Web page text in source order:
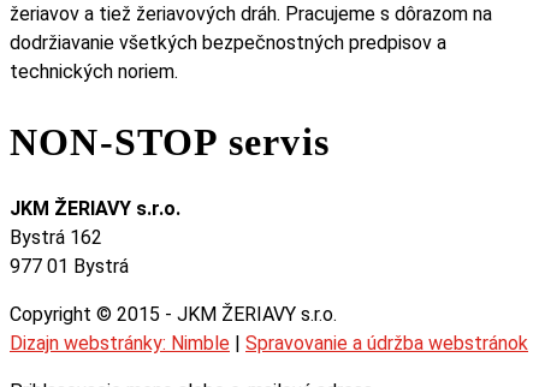
žeriavov a tiež žeriavových dráh. Pracujeme s dôrazom na
dodržiavanie všetkých bezpečnostných predpisov a
technických noriem.
NON-STOP servis
JKM ŽERIAVY s.r.o.
Bystrá 162
977 01 Bystrá
Copyright © 2015 - JKM ŽERIAVY s.r.o.
Dizajn webstránky: Nimble | Spravovanie a údržba webstránok